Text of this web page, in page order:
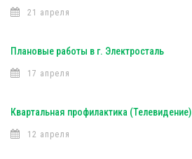
21 апреля
Плановые работы в г. Электросталь
17 апреля
Квартальная профилактика (Телевидение)
12 апреля